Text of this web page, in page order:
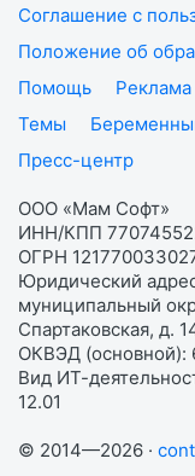
Соглашение с
Положение об
Помощь
Темы
Пресс-центр
ООО «Мам Софт»
ИНН/КПП
ОГРН
Юридический
муниципальный
Спартаковская, д.
ОКВЭД (основной):
Вид ИТ-
12.01
© 2014—2026 ·